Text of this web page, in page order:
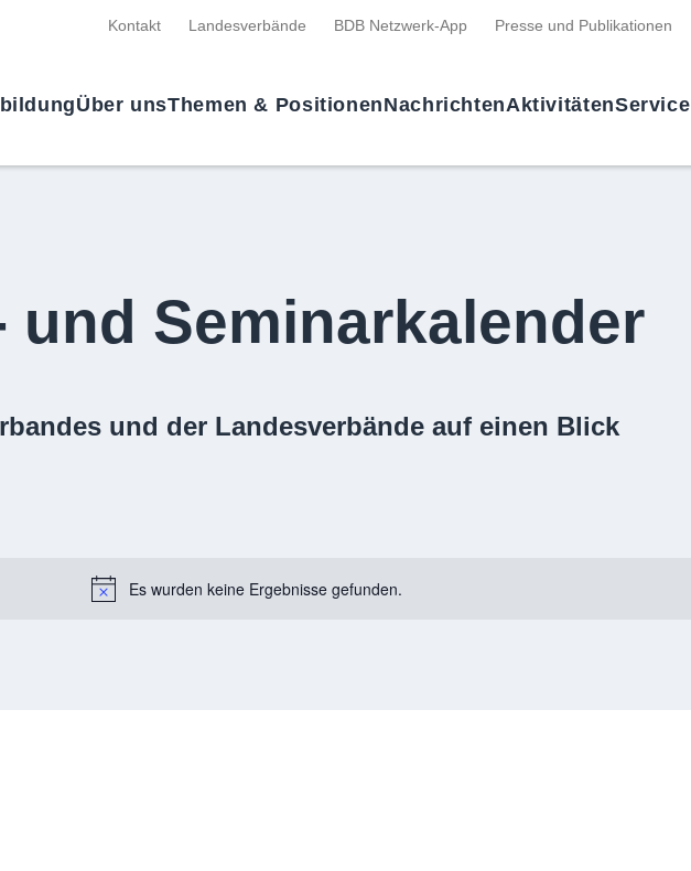
Kontakt Landesverbände BDB Netzwerk-App Presse und Publikationen
Über unsThemen & PositionenNachrichtenAktivitätenService
und Seminarkalender
und der Landesverbände auf einen Blick
Notice
Es wurden keine Ergebnisse gefunden.